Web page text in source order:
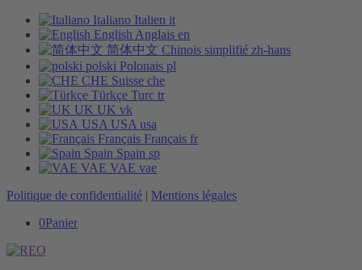
Italiano Italien it
English Anglais en
简体中文 Chinois simplifié zh-hans
polski Polonais pl
CHE Suisse che
Türkçe Turc tr
UK UK vk
USA USA usa
Français Français fr
Spain Spain sp
VAE VAE vae
Politique de confidentialité | Mentions légales
0Panier